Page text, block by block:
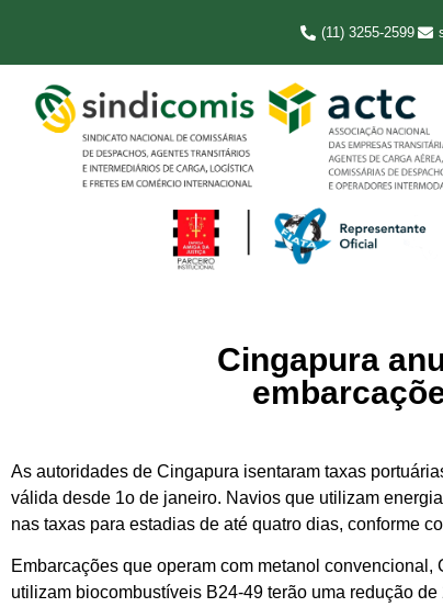
(11) 3255-2599
Cingapura
As autoridades de Cingapura isentaram taxas
válida desde 1o de janeiro. Navios que utilizam
nas taxas para estadias de até quatro dias, conforme
Embarcações que operam com metanol
utilizam biocombustíveis B24-49 terão uma redução